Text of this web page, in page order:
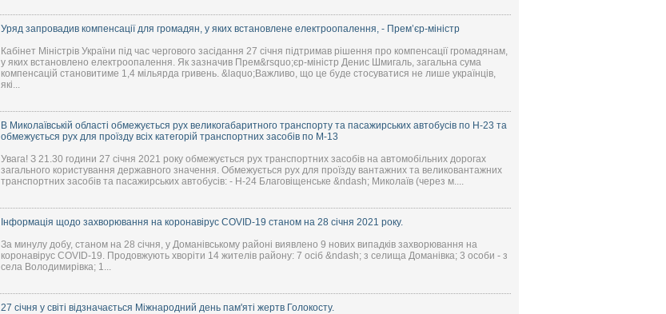
Уряд запровадив компенсації для громадян, у яких встановлене електроопалення, - Прем’єр-міністр
Кабінет Міністрів України під час чергового засідання 27 січня підтримав рішення про компенсації громадянам,
у яких встановлено електроопалення. Як зазначив Прем&rsquo;єр-міністр Денис Шмигаль, загальна сума
компенсацій становитиме 1,4 мільярда гривень. &laquo;Важливо, що це буде стосуватися не лише українців,
які...
В Миколаївській області обмежується рух великогабаритного транспорту та пасажирських автобусів по Н-23 та
обмежується рух для проїзду всіх категорій транспортних засобів по М-13
Увага! З 21.30 години 27 січня 2021 року обмежується рух транспортних засобів на автомобільних дорогах
загального користування державного значення. Обмежується рух для проїзду вантажних та великовантажних
транспортних засобів та пасажирських автобусів: - Н-24 Благовіщенське &ndash; Миколаїв (через м....
Інформація щодо захворювання на коронавірус COVID-19 станом на 28 січня 2021 року.
За минулу добу, станом на 28 січня, у Доманівському районі виявлено 9 нових випадків захворювання на
коронавірус COVID-19. Продовжують хворіти 14 жителів району: 7 осіб &ndash; з селища Доманівка; 3 особи - з
села Володимирівка; 1...
27 січня у світі відзначається Міжнародний день пам'яті жертв Голокосту.